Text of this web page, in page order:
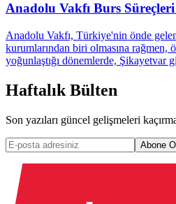
Anadolu Vakfı Burs
Anadolu Vakfı, Türkiye'nin önde
kurumlarından biri olmasına rağmen,
yoğunlaştığı dönemlerde,
Haftalık Bülten
Son yazıları güncel gelişmeleri
Abone